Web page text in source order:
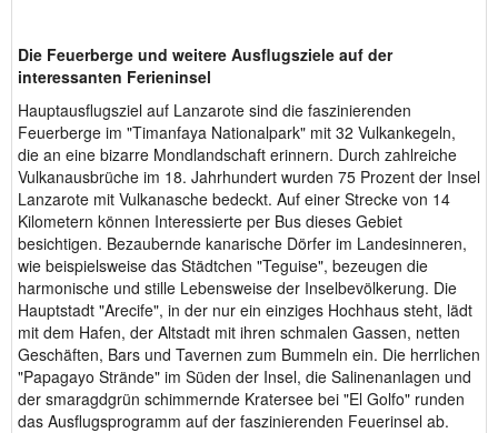
Die Feuerberge und weitere Ausflugsziele auf der
interessanten Ferieninsel
Hauptausflugsziel auf Lanzarote sind die faszinierenden
Feuerberge im "Timanfaya Nationalpark" mit 32 Vulkankegeln,
die an eine bizarre Mondlandschaft erinnern. Durch zahlreiche
Vulkanausbrüche im 18. Jahrhundert wurden 75 Prozent der Insel
Lanzarote mit Vulkanasche bedeckt. Auf einer Strecke von 14
Kilometern können Interessierte per Bus dieses Gebiet
besichtigen. Bezaubernde kanarische Dörfer im Landesinneren,
wie beispielsweise das Städtchen "Teguise", bezeugen die
harmonische und stille Lebensweise der Inselbevölkerung. Die
Hauptstadt "Arecife", in der nur ein einziges Hochhaus steht, lädt
mit dem Hafen, der Altstadt mit ihren schmalen Gassen, netten
Geschäften, Bars und Tavernen zum Bummeln ein. Die herrlichen
"Papagayo Strände" im Süden der Insel, die Salinenanlagen und
der smaragdgrün schimmernde Kratersee bei "El Golfo" runden
das Ausflugsprogramm auf der faszinierenden Feuerinsel ab.